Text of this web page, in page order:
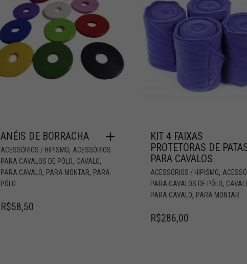
ANÉIS DE BORRACHA
ACESSÓRIOS / HIPISMO, ACESSÓRIOS
PARA CAVALOS DE PÓLO, CAVALO,
PARA CAVALO, PARA MONTAR, PARA
PÓLO
R$58,50
KIT 4 FAIXAS
PROTETORAS DE
PARA CAVALOS
ACESSÓRIOS / HIPISMO,
PARA CAVALOS DE PÓLO,
PARA CAVALO, PARA MONTAR
R$286,00